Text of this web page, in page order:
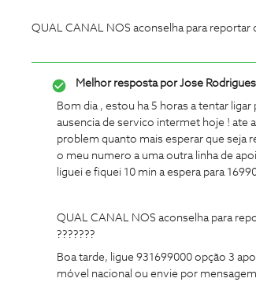
QUAL CANAL NOS aconselha para reportar
Melhor resposta porJose Rodrigues
Bom dia , estou ha 5 horas a tentar
ausencia de servico intermet hoje ! ate
problem quanto mais esperar que seja
o meu numero a uma outra linha de
liguei e fiquei 10 min a espera para
QUAL CANAL NOS aconselha para
???????
Boa tarde, ligue 931699000 opção 3
móvel nacional ou envie por